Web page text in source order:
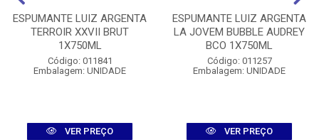
ESPUMANTE LUIZ ARGENTA
TERROIR XXVII BRUT
1X750ML
Código: 011841
Embalagem: UNIDADE
VER PREÇO
ESPUMANTE LUIZ ARGENTA
LA JOVEM BUBBLE AUDREY
BCO 1X750ML
Código: 011257
Embalagem: UNIDADE
VER PREÇO